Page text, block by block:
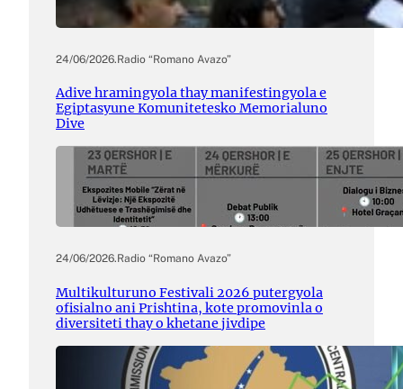
24/06/2026.Radio “Romano Avazo”
Adive hramingyola thay manifestingyola e
Egiptasyune Komunitetesko Memorialuno
Dive
24/06/2026.Radio “Romano Avazo”
Multikulturuno Festivali 2026 putergyola
ofisialno ani Prishtina, kote promovinla o
diversiteti thay o khetane jivdipe